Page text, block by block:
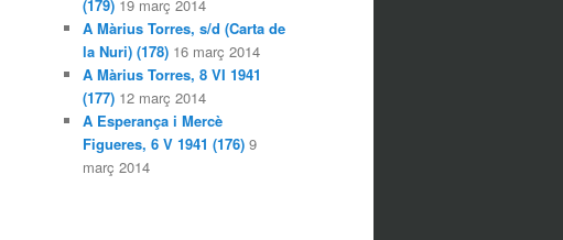
(179) 19 març 2014
A Màrius Torres, s/d (Carta de
la Nuri) (178) 16 març 2014
A Màrius Torres, 8 VI 1941
(177) 12 març 2014
A Esperança i Mercè
Figueres, 6 V 1941 (176) 9
març 2014